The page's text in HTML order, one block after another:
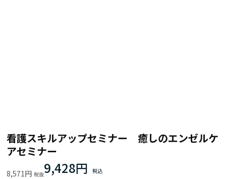
看護スキルアップセミナー 癒しのエンゼルケ
アセミナー
8,571円 9,428円